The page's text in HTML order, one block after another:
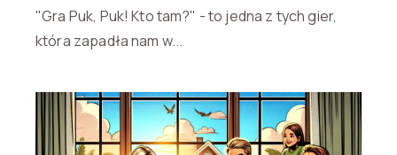
"Gra Puk, Puk! Kto tam?" - to jedna z tych gier,
która zapadła nam w...